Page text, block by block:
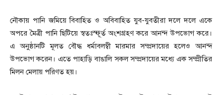
নৌকায় পানি জমিয়ে বিবাহিত ও অবিবাহিত যুব-যুবতীরা দলে দলে একে
অপরে মৈত্রী পানি ছিটিয়ে স্বতঃস্ফূর্ত অংশগ্রহণ করে আনন্দ উপভোগ করে।
এ অনুষ্ঠানটি মূলত বৌদ্ধ ধর্মাবলম্বী মারমার সম্প্রদায়ের হলেও আনন্দ
উপভোগ করেন। এতে পাহাড়ি বাঙালি সকল সম্প্রদায়ের মধ্যে এক সম্প্রীতির
মিলন মেলায় পরিণত হয়।